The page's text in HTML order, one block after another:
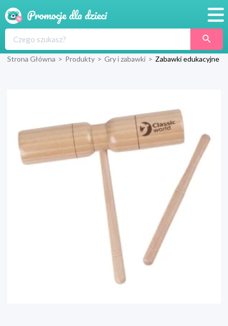
Produkty
Wyprawka
Strona Główna > Produkty > Gry i zabawki > Zabawki edukacyjne